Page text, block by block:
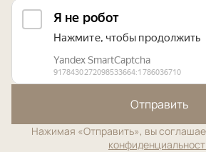
Отправить
Нажимая «Отправить», вы